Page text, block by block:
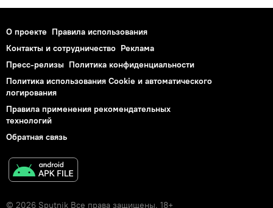
О проекте Правила использования
Контакты и сотрудничество Реклама
Пресс-релизы Политика конфиденциальности
Политика использования Cookie и автоматического
логирования
Правила применения рекомендательных
технологий
Обратная связь
© 2026 Sputnik Все права защищены. 18+